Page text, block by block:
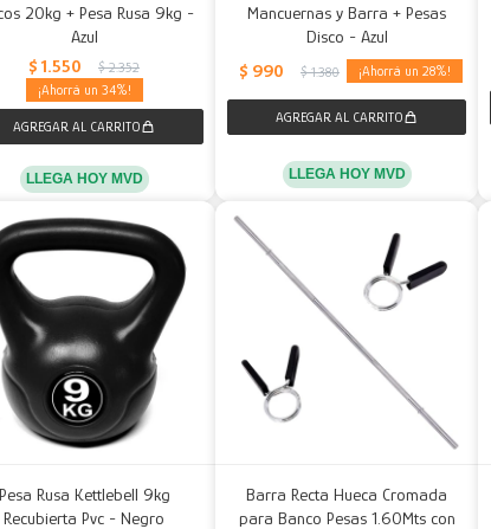
20kg + Pesa Rusa 9kg -
Azul
$ 1.550 $ 2.352
34
LLEGA HOY MVD
Mancuernas y Barra + Pesas
Disco - Azul
$ 990 $ 1.380 28
LLEGA HOY MVD
Pesa Rusa Kettlebell 9kg
Recubierta Pvc - Negro
Barra Recta Hueca Cromada
para Banco Pesas 1.60Mts con